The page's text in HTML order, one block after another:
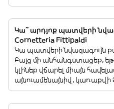
Կա՞ արդյոք պատվերի
Cornetteria Fittipaldi
Կա պատվերի նվազագույն
Բայց մի անհանգստացեք,
կլինեք վճարել միայն
այնուամենայնիվ, կառաքվի